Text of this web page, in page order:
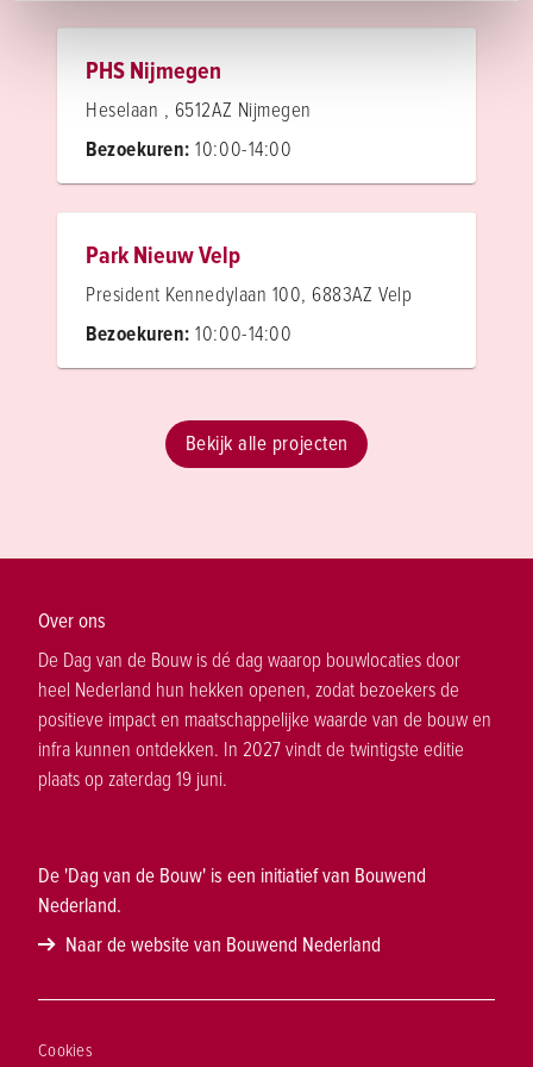
PHS Nijmegen
Heselaan , 6512AZ Nijmegen
Bezoekuren: 10:00-14:00
Park Nieuw Velp
President Kennedylaan 100, 6883AZ Velp
Bezoekuren: 10:00-14:00
Bekijk alle projecten
Over ons
De Dag van de Bouw is dé dag waarop bouwlocaties door
heel Nederland hun hekken openen, zodat bezoekers de
positieve impact en maatschappelijke waarde van de bouw en
infra kunnen ontdekken. In 2027 vindt de twintigste editie
plaats op zaterdag 19 juni.
De 'Dag van de Bouw' is een initiatief van Bouwend
Nederland.
Naar de website van Bouwend Nederland
Cookies